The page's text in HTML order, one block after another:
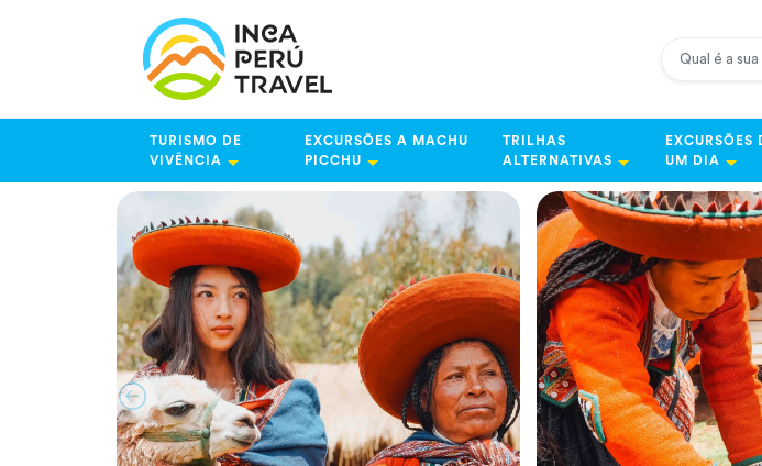
TURISMO DE
VIVÊNCIA
EXCURSÕES A MACHU
PICCHU
TRILHAS
ALTERNATIVAS
EXCURSÕES
UM DIA